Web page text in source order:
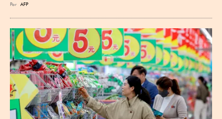
Por AFP